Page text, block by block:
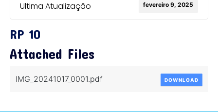
Ultima Atualização fevereiro 9, 2025
RP 10
Attached Files
IMG_20241017_0001.pdf DOWNLOAD